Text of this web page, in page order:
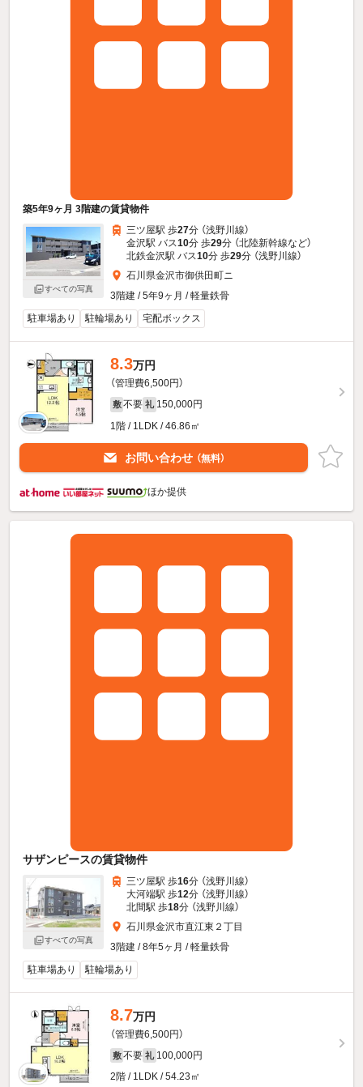
築5年9ヶ月 3階建の賃貸物件
すべての写真
三ツ屋駅 歩27分 （浅野川線）
金沢駅 バス10分 歩29分 （北陸新幹線など）
北鉄金沢駅 バス10分 歩29分 （浅野川線）
石川県金沢市御供田町ニ
3階建 / 5年9ヶ月 / 軽量鉄骨
駐車場あり
駐輪場あり 宅配ボックス
8.3万円
（管理費6,500円）
敷 不要 礼 150,000円
1階 / 1LDK / 46.86㎡
お問い合わせ （無料）
ほか提供
サザンピースの賃貸物件
すべての写真
三ツ屋駅 歩16分 （浅野川線）
大河端駅 歩12分 （浅野川線）
北間駅 歩18分 （浅野川線）
石川県金沢市直江東２丁目
3階建 / 8年5ヶ月 / 軽量鉄骨
駐車場あり
駐輪場あり
8.7万円
（管理費6,500円）
敷 不要 礼 100,000円
2階 / 1LDK / 54.23㎡